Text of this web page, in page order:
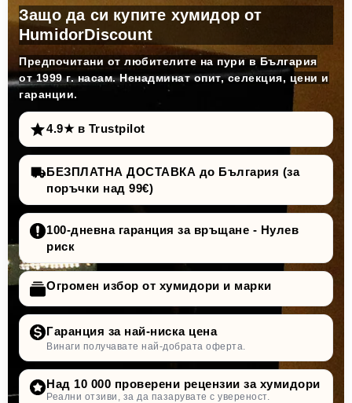
Защо да си купите хумидор от
HumidorDiscount
Предпочитани от любителите на пури в България
от 1999 г. насам. Ненадминат опит, селекция, цени и
гаранции.
4.9★ в Trustpilot
БЕЗПЛАТНА ДОСТАВКА до България (за
поръчки над 99€)
100-дневна гаранция за връщане - Нулев
риск
Огромен избор от хумидори и марки
Гаранция за най-ниска цена
Винаги получавате най-добрата оферта.
Над 10 000 проверени рецензии за хумидори
Реални отзиви, за да пазарувате с увереност.